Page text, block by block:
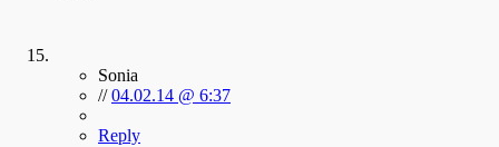
Sonia
//04.02.14 @ 6:37
Reply